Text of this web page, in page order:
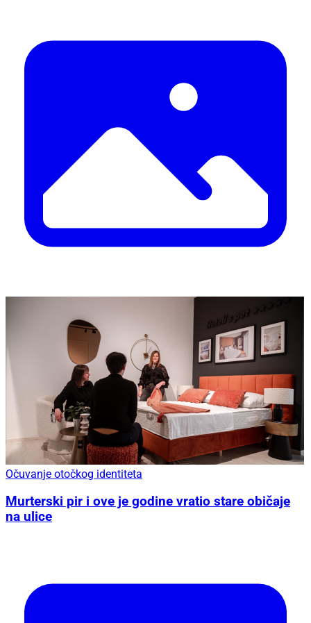
Očuvanje otočkog identiteta
Murterski pir i ove je godine vratio stare običaje
na ulice